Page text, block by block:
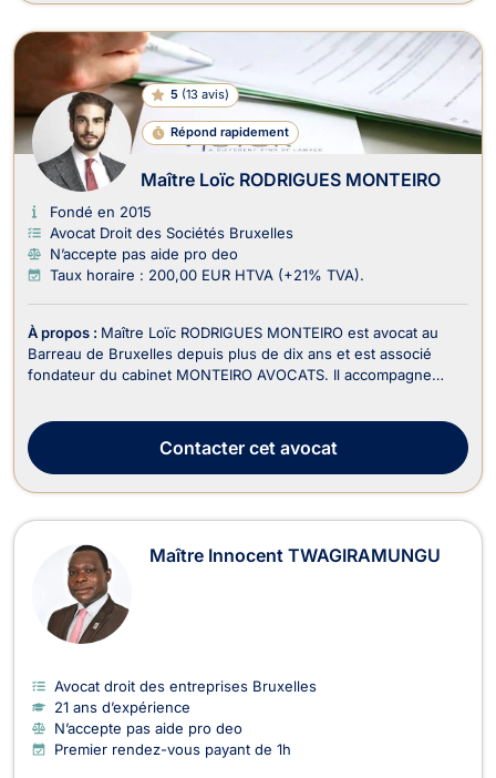
5 (13 avis)
Répond rapidement
Maître Loïc RODRIGUES MONTEIRO
Fondé en 2015
Avocat Droit des Sociétés Bruxelles
N’accepte pas aide pro deo
Taux horaire : 200,00 EUR HTVA (+21% TVA).
À propos : Maître Loïc RODRIGUES MONTEIRO est avocat au
Barreau de Bruxelles depuis plus de dix ans et est associé
fondateur du cabinet MONTEIRO AVOCATS. Il accompagne
dirigeants d'entreprise. Son cabinet assure d'ailleurs...
Contactercet avocat
Maître Innocent TWAGIRAMUNGU
Avocat droit des entreprises Bruxelles
21 ans d’expérience
N’accepte pas aide pro deo
Premier rendez-vous payant de 1h